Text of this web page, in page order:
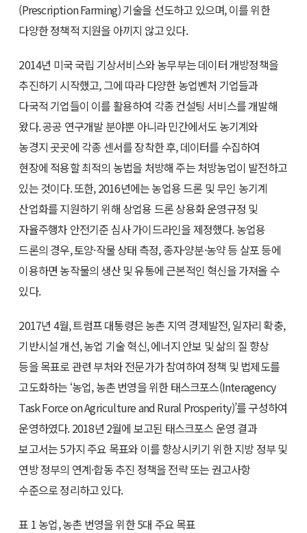
(Prescription Farming) 기술을 선도하고 있으며, 이를 위한
다양한 정책적 지원을 아끼지 않고 있다.
2014년 미국 국립 기상서비스와 농무부는 데이터 개방정책을
추진하기 시작했고, 그에 따라 다양한 농업벤처 기업들과
다국적 기업들이 이를 활용하여 각종 컨설팅 서비스를 개발해
왔다. 공공 연구개발 분야뿐 아니라 민간에서도 농기계와
농경지 곳곳에 각종 센서를 장착한 후, 데이터를 수집하여
현장에 적용할 최적의 농법을 처방해 주는 처방농업이 발전하고
있는 것이다. 또한, 2016년에는 농업용 드론 및 무인 농기계
산업화를 지원하기 위해 상업용 드론 상용화 운영규정 및
자율주행차 안전기준 심사 가이드라인을 제정했다. 농업용
드론의 경우, 토양·작물 상태 측정, 종자·양분·농약 등 살포 등에
이용하면 농작물의 생산 및 유통에 근본적인 혁신을 가져올 수
있다.
2017년 4월, 트럼프 대통령은 농촌 지역 경제발전, 일자리 확충,
기반시설 개선, 농업 기술 혁신, 에너지 안보 및 삶의 질 향상
등을 목표로 관련 부처와 전문가가 참여하여 정책 및 법제도를
고도화하는 ‘농업, 농촌 번영을 위한 태스크포스(Interagency
Task Force on Agriculture and Rural Prosperity)’를 구성하여
운영하였다. 2018년 2월에 보고된 태스크포스 운영 결과
보고서는 5가지 주요 목표와 이를 향상시키기 위한 지방 정부 및
연방 정부의 연계·합동 추진 정책을 전략 또는 권고사항
수준으로 정리하고 있다.
표 1 농업, 농촌 번영을 위한 5대 주요 목표